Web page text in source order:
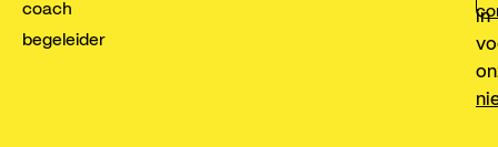
coach
begeleider
in